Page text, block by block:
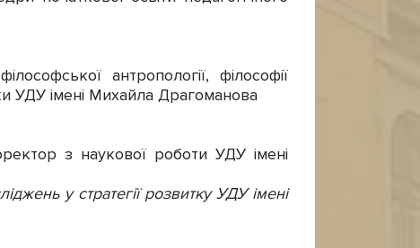
антропології, філософії
УДУ імені Михайла Драгоманова
з наукової роботи УДУ імені
у стратегії розвитку УДУ імені